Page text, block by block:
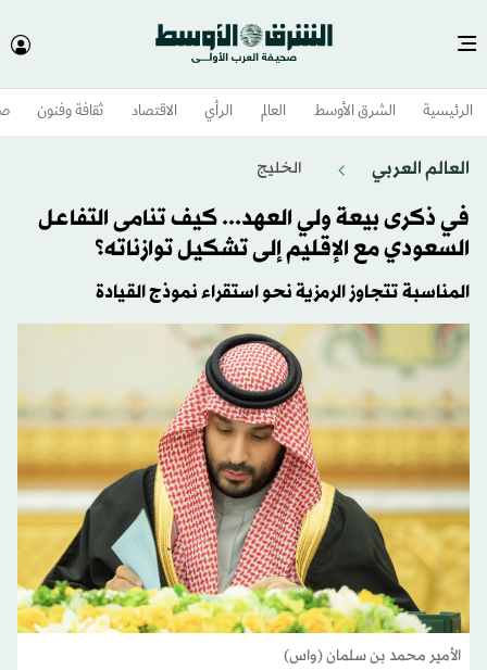
الرئيسية الشرق الأوسط​ العالم الرأي الاقتصاد ثقافة وفنون
العالم العربي الخليج
في ذكرى بيعة ولي العهد... كيف تنامى التفاعل
السعودي مع الإقليم إلى تشكيل توازناته؟
المناسبة تتجاوز الرمزية نحو استقراء نموذج القيادة
الأمير محمد بن سلمان (واس)